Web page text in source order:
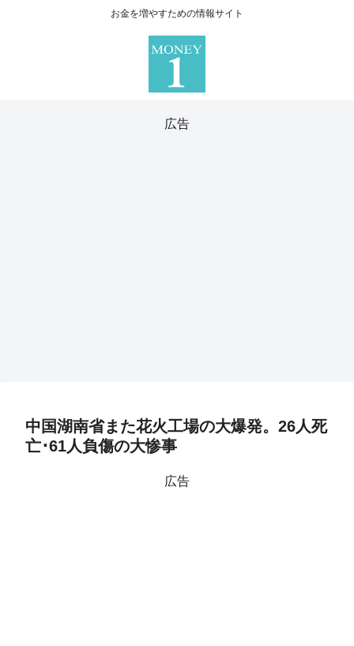
お金を増やすための情報サイト
広告
中国湖南省また花火工場の大爆発。26人死
亡･61人負傷の大惨事
広告